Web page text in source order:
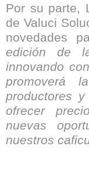
Por su parte,
de Valuci
novedades
edición de
innovando
promoverá
productores
ofrecer
nuevas
nuestros